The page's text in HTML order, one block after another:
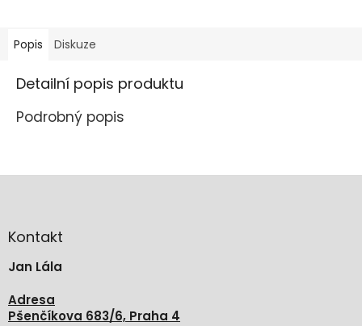
Popis Diskuze
Detailní popis produktu
Podrobný popis
aKontakt
Jan Lála
Adresa
Pšenčíkova 683/6, Praha 4